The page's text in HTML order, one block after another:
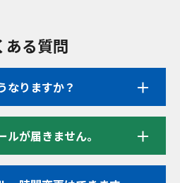
ある質問
なりますか？
が届きません。